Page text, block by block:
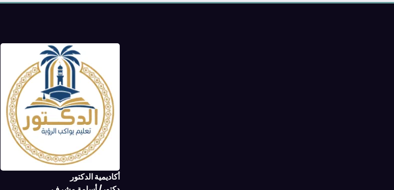
أكاديمية الدكتور